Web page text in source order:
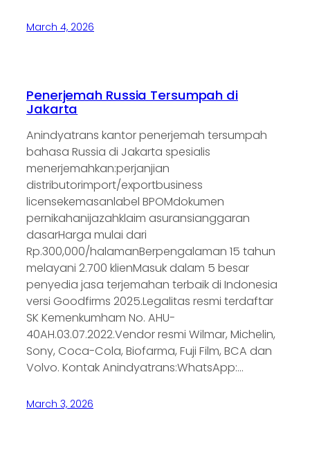
March 4, 2026
Penerjemah Russia Tersumpah di
Jakarta
Anindyatrans kantor penerjemah tersumpah
bahasa Russia di Jakarta spesialis
menerjemahkan:perjanjian
distributorimport/exportbusiness
licensekemasanlabel BPOMdokumen
pernikahanijazahklaim asuransianggaran
dasarHarga mulai dari
Rp.300,000/halamanBerpengalaman 15 tahun
melayani 2.700 klienMasuk dalam 5 besar
penyedia jasa terjemahan terbaik di Indonesia
versi Goodfirms 2025.Legalitas resmi terdaftar
SK Kemenkumham No. AHU-
40AH.03.07.2022.Vendor resmi Wilmar, Michelin,
Sony, Coca-Cola, Biofarma, Fuji Film, BCA dan
Volvo. Kontak Anindyatrans:WhatsApp:…
March 3, 2026